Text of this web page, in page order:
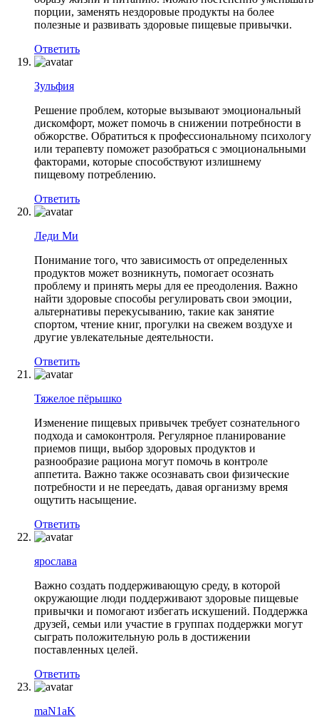
порции, заменять нездоровые продукты на более
полезные и развивать здоровые пищевые привычки.
Ответить
Зульфия
Решение проблем, которые вызывают эмоциональный
дискомфорт, может помочь в снижении потребности в
обжорстве. Обратиться к профессиональному психологу
или терапевту поможет разобраться с эмоциональными
факторами, которые способствуют излишнему
пищевому потреблению.
Ответить
Леди Ми
Понимание того, что зависимость от определенных
продуктов может возникнуть, помогает осознать
проблему и принять меры для ее преодоления. Важно
найти здоровые способы регулировать свои эмоции,
альтернативы перекусыванию, такие как занятие
спортом, чтение книг, прогулки на свежем воздухе и
другие увлекательные деятельности.
Ответить
Тяжелое пёрышко
Изменение пищевых привычек требует сознательного
подхода и самоконтроля. Регулярное планирование
приемов пищи, выбор здоровых продуктов и
разнообразие рациона могут помочь в контроле
аппетита. Важно также осознавать свои физические
потребности и не переедать, давая организму время
ощутить насыщение.
Ответить
ярослава
Важно создать поддерживающую среду, в которой
окружающие люди поддерживают здоровые пищевые
привычки и помогают избегать искушений. Поддержка
друзей, семьи или участие в группах поддержки могут
сыграть положительную роль в достижении
поставленных целей.
Ответить
maN1aK